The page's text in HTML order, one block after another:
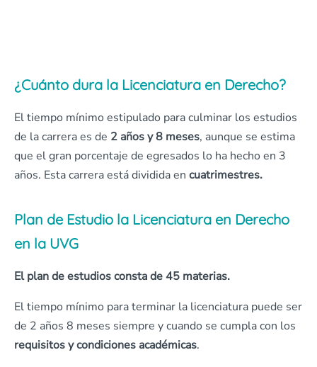
¿Cuánto dura la Licenciatura en Derecho?
El tiempo mínimo estipulado para culminar los estudios
de la carrera es de 2 años y 8 meses, aunque se estima
que el gran porcentaje de egresados lo ha hecho en 3
años. Esta carrera está dividida en cuatrimestres.
Plan de Estudio la Licenciatura en Derecho
en la UVG
El plan de estudios consta de 45 materias.
El tiempo mínimo para terminar la licenciatura puede ser
de 2 años 8 meses siempre y cuando se cumpla con los
requisitos y condiciones académicas.